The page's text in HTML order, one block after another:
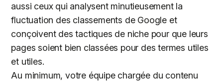
aussi ceux qui analysent minutieusement la
fluctuation des classements de Google et
conçoivent des tactiques de niche pour que leurs
pages soient bien classées pour des termes utiles
et utiles.
Au minimum, votre équipe chargée du contenu